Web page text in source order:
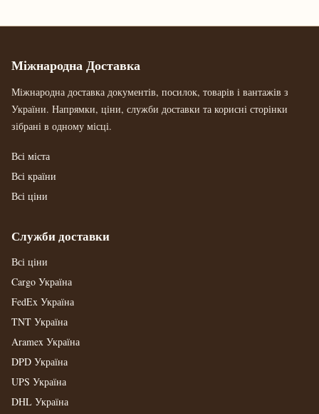
Міжнародна Доставка
Міжнародна доставка документів, посилок, товарів і вантажів з
України. Напрямки, ціни, служби доставки та корисні сторінки
зібрані в одному місці.
Всі міста
Всі країни
Всі ціни
Служби доставки
Всі ціни
Cargo Україна
FedEx Україна
TNT Україна
Aramex Україна
DPD Україна
UPS Україна
DHL Україна